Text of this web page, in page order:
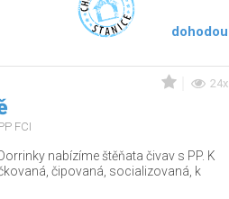
dohodou
24x
FCI
nabízíme štěňata čivav s PP. K
čipovaná, socializovaná, k